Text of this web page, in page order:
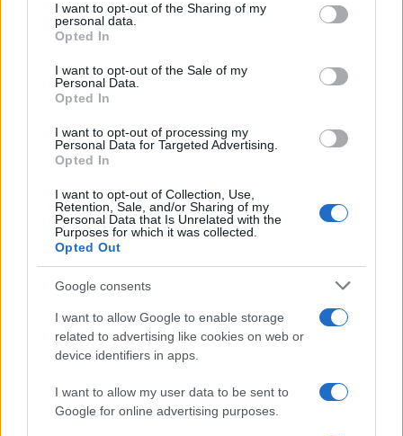
not limited to your visit or usage behaviour. You may click to
grant or deny consent to Google and its third-party tags to
use your data for below specified purposes in below Google
consent section.
I want to opt-out of the Sharing of my
personal data.
Opted In
I want to opt-out of the Sale of my
Personal Data.
Opted In
I want to opt-out of processing my
Personal Data for Targeted Advertising.
Opted In
I want to opt-out of Collection, Use,
Retention, Sale, and/or Sharing of my
Personal Data that Is Unrelated with the
Purposes for which it was collected.
Opted Out
Google consents
I want to allow Google to enable storage
related to advertising like cookies on web or
device identifiers in apps.
I want to allow my user data to be sent to
Google for online advertising purposes.
Impostazioni telefono e avvisi: ecosistema per
attenzione sana
Francesca Lombardi · 1 Ago 2026
XPENG Partner del Teatro del Silenzio 2026: Veicoli
Elettrici e Musica in Sinfonia
2
Formazza e Valle Antrona
Scoperte carcasse di moto e motori in container
destinati al Senegal
Il Córdoba ha ottenuto il II Trofeo Puertas dopo aver